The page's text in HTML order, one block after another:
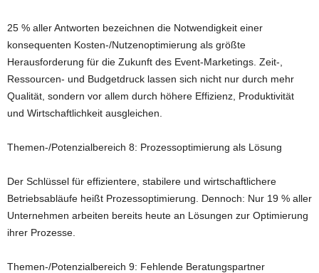
25 % aller Antworten bezeichnen die Notwendigkeit einer
konsequenten Kosten-/Nutzenoptimierung als größte
Herausforderung für die Zukunft des Event-Marketings. Zeit-,
Ressourcen- und Budgetdruck lassen sich nicht nur durch mehr
Qualität, sondern vor allem durch höhere Effizienz, Produktivität
und Wirtschaftlichkeit ausgleichen.
Themen-/Potenzialbereich 8: Prozessoptimierung als Lösung
Der Schlüssel für effizientere, stabilere und wirtschaftlichere
Betriebsabläufe heißt Prozessoptimierung. Dennoch: Nur 19 % aller
Unternehmen arbeiten bereits heute an Lösungen zur Optimierung
ihrer Prozesse.
Themen-/Potenzialbereich 9: Fehlende Beratungspartner